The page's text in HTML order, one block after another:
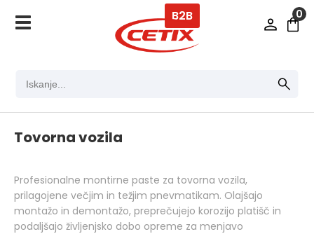
0
B2B
Tovorna vozila
Profesionalne montirne paste za tovorna vozila,
prilagojene večjim in težjim pnevmatikam. Olajšajo
montažo in demontažo, preprečujejo korozijo platišč in
podaljšajo življenjsko dobo opreme za menjavo